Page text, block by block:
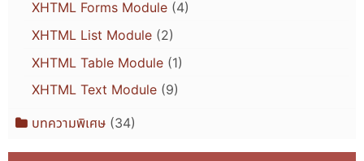
XHTML Forms Module(4)
XHTML List Module(2)
XHTML Table Module(1)
XHTML Text Module(9)
บทความพิเศษ(34)